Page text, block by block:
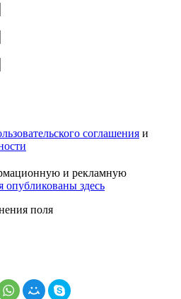
соглашения и
и рекламную
опубликованы здесь
поля